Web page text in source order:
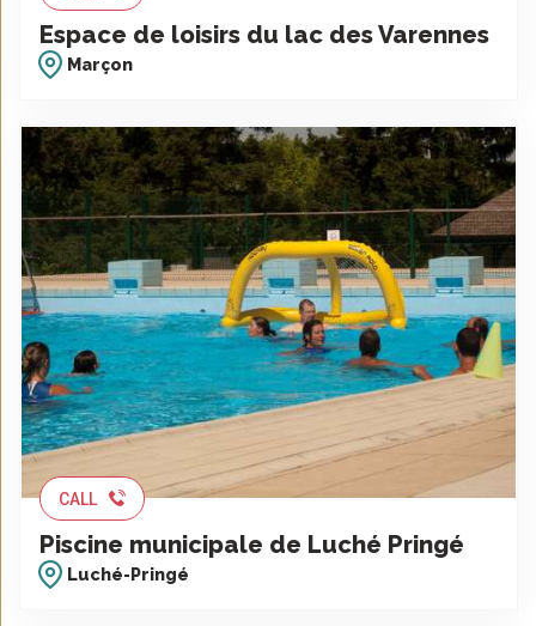
Espace de loisirs du lac des Varennes
Marçon
CALL
Piscine municipale de Luché Pringé
Luché-Pringé